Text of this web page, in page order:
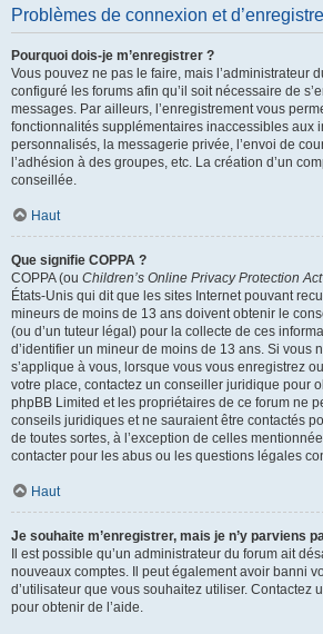
Problèmes de connexion et
Pourquoi dois-je m’enregistrer ?
Vous pouvez ne pas le faire, mais l’administrateur
configuré les forums afin qu’il soit nécessaire de
messages. Par ailleurs, l’enregistrement vous
fonctionnalités supplémentaires inaccessibles aux
personnalisés, la messagerie privée, l’envoi de
l’adhésion à des groupes, etc. La création d’un
conseillée.
Haut
Que signifie COPPA ?
COPPA (ou Children’s Online Privacy Protection Act
États-Unis qui dit que les sites Internet pouvant
mineurs de moins de 13 ans doivent obtenir le
(ou d’un tuteur légal) pour la collecte de ces
d’identifier un mineur de moins de 13 ans. Si vous
s’applique à vous, lorsque vous vous enregistrez
votre place, contactez un conseiller juridique pour
phpBB Limited et les propriétaires de ce forum ne
conseils juridiques et ne sauraient être contactés
de toutes sortes, à l’exception de celles
contacter pour les abus ou les questions légales
Haut
Je souhaite m’enregistrer, mais je n’y parviens
Il est possible qu’un administrateur du forum ait
nouveaux comptes. Il peut également avoir banni
d’utilisateur que vous souhaitez utiliser. Contactez
pour obtenir de l’aide.